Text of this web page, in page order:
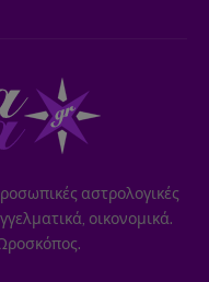
αστρολογικές
οικονομικά.